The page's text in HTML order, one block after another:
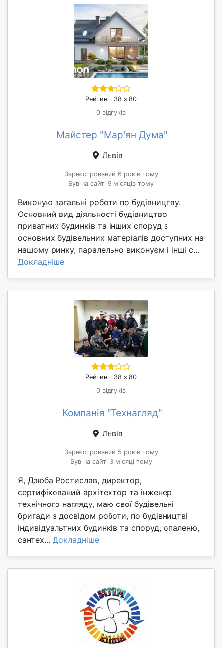
Рейтинг: 38 з 80
0 відгуків
Майстер "Мар'ян Дума"
Львів
Зареєстрований 6 років тому
Був на сайті 9 місяців тому
Виконую загальні роботи по будівництву.
Основний вид діяльності будівництво
приватних будинків та інших споруд з
основних будівельних матеріалів доступних на
нашому ринку, паралельно виконуєм і інші с...
Докладніше
Рейтинг: 38 з 80
0 відгуків
Компанія "Технагляд"
Львів
Зареєстрований 5 років тому
Був на сайті 3 місяці тому
Я, Дзюба Ростислав, директор,
сертифікований архітектор та інженер
технічного нагляду, маю свої будівельні
бригади з досвідом роботи, по будівництві
індивідуальтних будинків та споруд, опаленю,
сантех... Докладніше